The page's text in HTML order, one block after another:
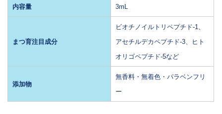
内容量 3mL
まつ育注目成分
ビオチノイルトリペプチド-1、
アセチルデカペプチド-3、ヒト
オリゴペプチド-5など
添加物
無香料・無着色・パラベンフリ
ー